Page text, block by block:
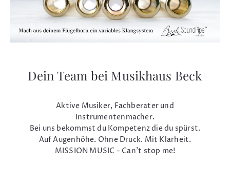
Dein Team bei Musikhaus Beck
Aktive Musiker, Fachberater und
Instrumentenmacher.
Bei uns bekommst du Kompetenz die du spürst.
Auf Augenhöhe. Ohne Druck. Mit Klarheit.
MISSION MUSIC - Can't stop me!